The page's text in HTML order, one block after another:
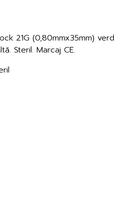
21G (0,80mmx35mm)
Steril. Marcaj CE.